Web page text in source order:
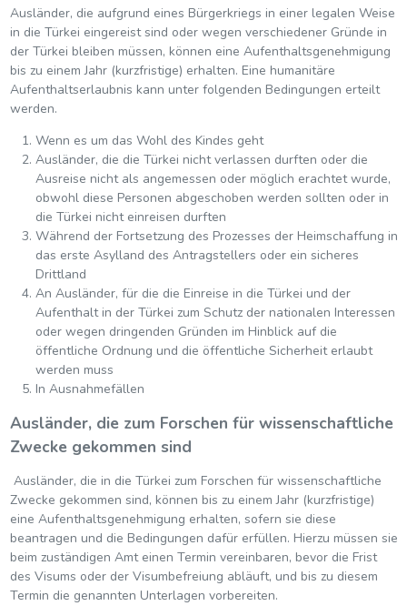
Ausländer, die aufgrund eines Bürgerkriegs in einer legalen Weise
in die Türkei eingereist sind oder wegen verschiedener Gründe in
der Türkei bleiben müssen, können eine Aufenthaltsgenehmigung
bis zu einem Jahr (kurzfristige) erhalten. Eine humanitäre
Aufenthaltserlaubnis kann unter folgenden Bedingungen erteilt
werden.
Wenn es um das Wohl des Kindes geht
Ausländer, die die Türkei nicht verlassen durften oder die
Ausreise nicht als angemessen oder möglich erachtet wurde,
obwohl diese Personen abgeschoben werden sollten oder in
die Türkei nicht einreisen durften
Während der Fortsetzung des Prozesses der Heimschaffung in
das erste Asylland des Antragstellers oder ein sicheres
Drittland
An Ausländer, für die die Einreise in die Türkei und der
Aufenthalt in der Türkei zum Schutz der nationalen Interessen
oder wegen dringenden Gründen im Hinblick auf die
öffentliche Ordnung und die öffentliche Sicherheit erlaubt
werden muss
In Ausnahmefällen
Ausländer, die zum Forschen für wissenschaftliche
Zwecke gekommen sind
Ausländer, die in die Türkei zum Forschen für wissenschaftliche
Zwecke gekommen sind, können bis zu einem Jahr (kurzfristige)
eine Aufenthaltsgenehmigung erhalten, sofern sie diese
beantragen und die Bedingungen dafür erfüllen. Hierzu müssen sie
beim zuständigen Amt einen Termin vereinbaren, bevor die Frist
des Visums oder der Visumbefreiung abläuft, und bis zu diesem
Termin die genannten Unterlagen vorbereiten.